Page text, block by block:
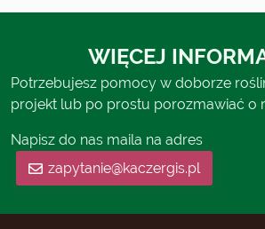
WIĘCEJ
Potrzebujesz pomocy w doborze
projekt lub po prostu porozmawiać o
Napisz do nas maila na adres
zapytanie@kaczergis.pl